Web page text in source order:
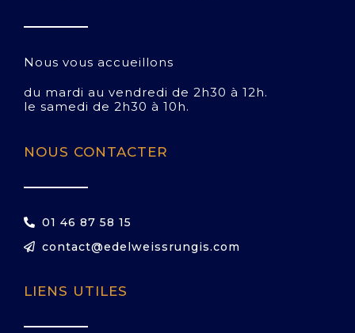
Nous vous accueillons
du mardi au vendredi de 2h30 à 12h.
le samedi de 2h30 à 10h.
NOUS CONTACTER
01 46 87 58 15
contact@edelweissrungis.com
LIENS UTILES